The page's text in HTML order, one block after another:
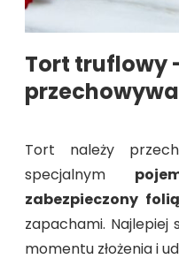
Tort truflowy
Tort należy
specjalnym
zabezpieczony folią
zapachami. Najlepiej
momentu złożenia i